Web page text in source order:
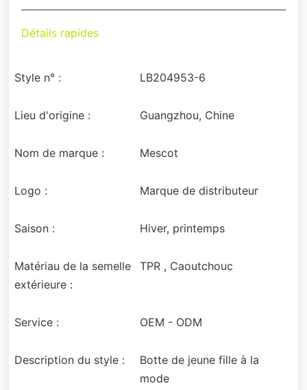
Détails rapides
Style n° : LB204953-6
Lieu d'origine : Guangzhou, Chine
Nom de marque : Mescot
Logo : Marque de distributeur
Saison : Hiver, printemps
Matériau de la semelle
extérieure :
TPR , Caoutchouc
Service : OEM - ODM
Description du style :
Botte de jeune fille à la
mode